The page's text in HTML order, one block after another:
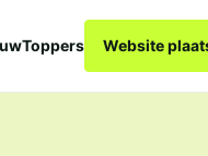
Toppers Website